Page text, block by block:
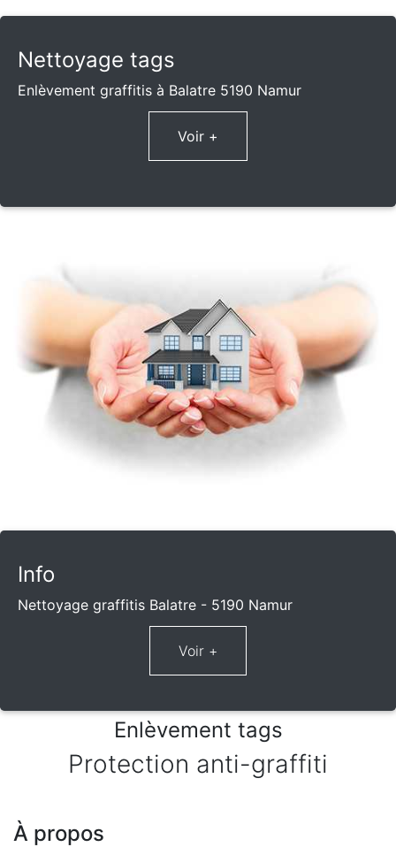
Nettoyage tags
Enlèvement graffitis à Balatre 5190 Namur
Voir +
Info
Nettoyage graffitis Balatre - 5190 Namur
Enlèvement tags
Protection anti-graffiti
À propos